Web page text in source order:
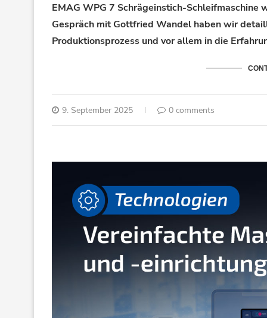
EMAG WPG 7 Schrägeinstich-
Gespräch mit Gottfried Wandel haben wir
Produktionsprozess und vor allem in die
9. September 2025 0 comments